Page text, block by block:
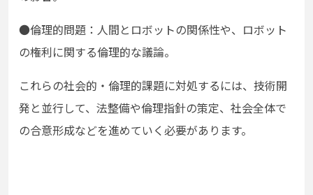
●倫理的問題：人間とロボットの関係性や、ロボット
の権利に関する倫理的な議論。
これらの社会的・倫理的課題に対処するには、技術開
発と並行して、法整備や倫理指針の策定、社会全体で
の合意形成などを進めていく必要があります。